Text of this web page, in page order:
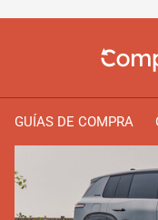
GUÍAS DE COMPRA